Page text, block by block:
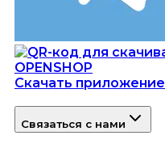
Скачать приложение
Связаться с нами